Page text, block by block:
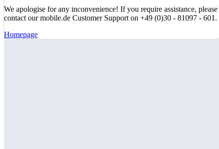
We apologise for any inconvenience! If you require assistance, please
contact our mobile.de Customer Support on +49 (0)30 - 81097 - 601.
Homepage